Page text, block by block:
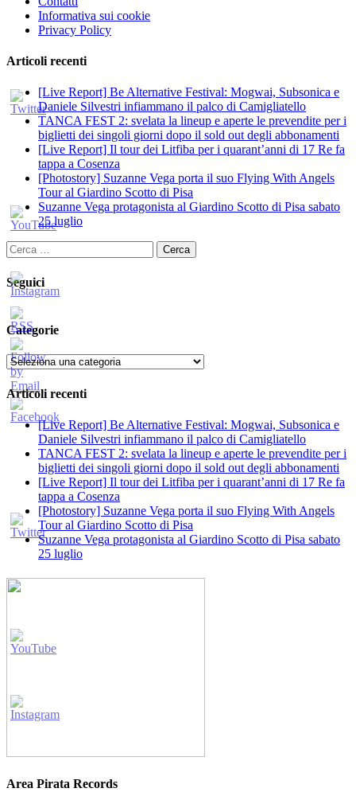
Informativa sui cookie
Privacy Policy
Articoli recenti
[Live Report] Be Alternative Festival: Mogwai, Subsonica e
Daniele Silvestri infiammano il palco di Camigliatello
TANCA FEST 2: svelata la lineup e aperte le prevendite per i
biglietti dei singoli giorni dopo il sold out degli abbonamenti
[Live Report] Il tour dei Litfiba per i quarant’anni di 17 Re fa
tappa a Cosenza
[Photostory] Suzanne Vega porta il suo Flying With Angels
Tour al Giardino Scotto di Pisa
Suzanne Vega protagonista al Giardino Scotto di Pisa sabato
25 luglio
Ricerca
per:
Seguici
Categorie
Categorie
Articoli recenti
[Live Report] Be Alternative Festival: Mogwai, Subsonica e
Daniele Silvestri infiammano il palco di Camigliatello
TANCA FEST 2: svelata la lineup e aperte le prevendite per i
biglietti dei singoli giorni dopo il sold out degli abbonamenti
[Live Report] Il tour dei Litfiba per i quarant’anni di 17 Re fa
tappa a Cosenza
[Photostory] Suzanne Vega porta il suo Flying With Angels
Tour al Giardino Scotto di Pisa
Suzanne Vega protagonista al Giardino Scotto di Pisa sabato
25 luglio
Area Pirata Records